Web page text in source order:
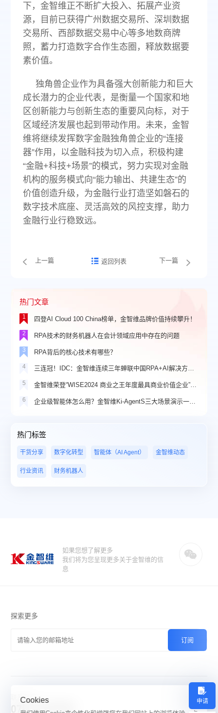
下，金智维正不断扩大投入、拓展产业资
源，目前已获得广州数据交易所、深圳数据
交易所、西部数据交易中心等多地数商牌
照，蓄力打造数字合作生态圈，释放数据要
素价值。
独角兽企业作为具备强大创新能力和巨大
成长潜力的企业代表，是衡量一个国家和地
区创新能力与创新生态的重要风向标，对于
区域经济发展也起到带动作用。未来，金智
维将继续发挥数字金融独角兽企业的“连接
器”作用，以金融科技为切入点，积极构建
“金融+科技+场景”的模式，努力实现对金融
机构的服务模式向“能力输出、共建生态”的
价值创造升级，为金融行业打造坚如磐石的
数字技术底座、灵活高效的风控支撑，助力
金融行业行稳致远。
上一篇 返回列表 下一篇
热门文章
1 四登AI Cloud 100 China榜单，金智维品牌价值持续攀升！
2 RPA技术的财务机器人在会计领域应用中存在的问题
3 RPA背后的核心技术有哪些？
4 三连冠！IDC：金智维连续三年蝉联中国RPA+AI解决方案市场份额第一
5 金智维荣登“WISE2024 商业之王年度最具商业价值企业”榜单
6 企业级智能体怎么用？金智维Ki-AgentS三大场景演示一看就懂
热门标签
干货分享 数字化转型 智能体（AI Agent） 金智维动态
行业资讯 财务机器人
如果您想了解更多
我们将为您呈现更多关于金智维的信
息
探索更多
联系我们
0756-3337989
Cookies 申请